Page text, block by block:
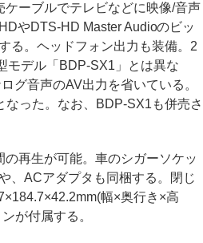
ーブルでテレビなどに映像/音声
やDTS-HD Master Audioのビッ
る。ヘッドフォン出力も装備。2
モデル「BDP-SX1」とは異な
グ音声のAV出力を省いている。
なった。なお、BDP-SX1も併売さ
再生が可能。車のシガーソケッ
、ACアダプタも同梱する。閉じ
幅×奥行き×高
が付属する。